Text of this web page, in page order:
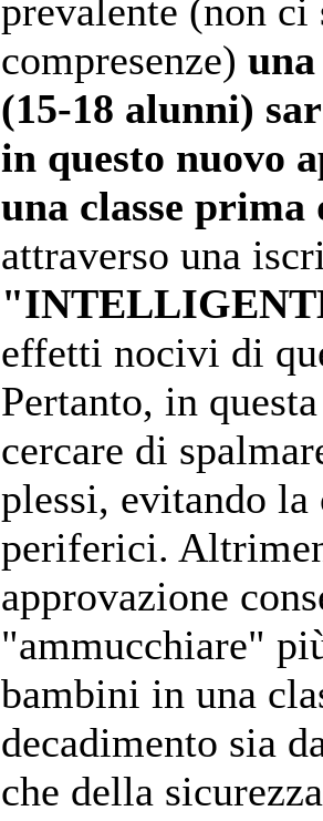
prevalente (non ci
compresenze) una
(15-18 alunni)
in questo nuovo
una classe
attraverso una
effetti nocivi di
Pertanto, in
cercare di
plessi, evitando
periferici.
approvazione
"ammucchiare"
bambini in una
decadimento sia
che della